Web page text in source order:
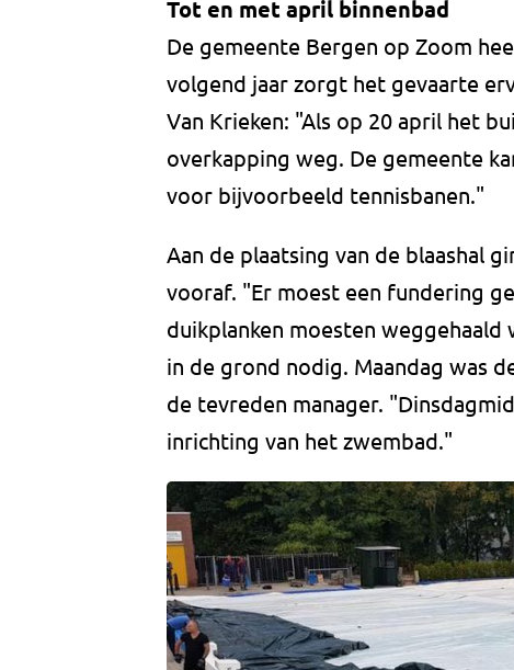
Tot en met april binnenbad
De gemeente Bergen op Zoom
volgend jaar zorgt het gevaarte
Van Krieken: "Als op 20 april het
overkapping weg. De gemeente
voor bijvoorbeeld tennisbanen."
Aan de plaatsing van de blaashal
vooraf. "Er moest een fundering
duikplanken moesten
in de grond nodig. Maandag was
de tevreden manager.
inrichting van het zwembad."